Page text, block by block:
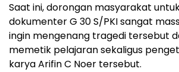
Saat ini, dorongan masyarakat
dokumenter G 30 S/PKI sangat
ingin mengenang tragedi tersebut
memetik pelajaran sekaligus
karya Arifin C Noer tersebut.